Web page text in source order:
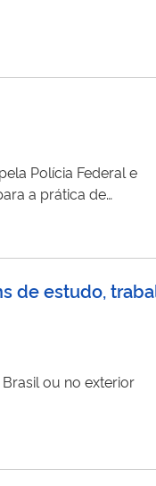
Polícia Federal e
a prática de
de estudo,
ou no exterior